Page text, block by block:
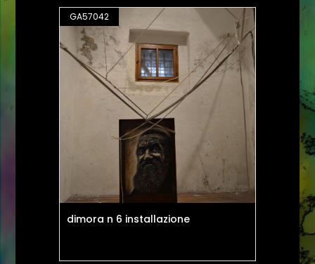
GA57042
dimora n 6 installazione